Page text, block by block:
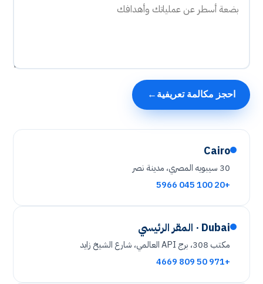
احجز مكالمة تعريفية →
Cairo
30 سيبويه المصري، مدينة نصر
+20 100 045 5966
Dubai · المقر الرئيسي
مكتب 308، برج API العالمي، شارع الشيخ زايد
+971 50 809 4669